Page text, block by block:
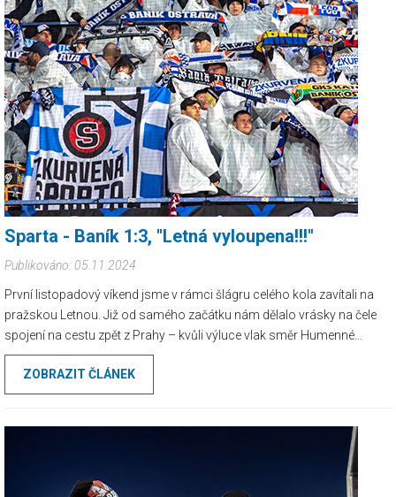
Sparta - Baník 1:3, "Letná vyloupena!!!"
Publikováno: 05.11.2024
První listopadový víkend jsme v rámci šlágru celého kola zavítali na
pražskou Letnou. Již od samého začátku nám dělalo vrásky na čele
spojení na cestu zpět z Prahy – kvůli výluce vlak směr Humenné
vyjížděl už ve 21 hodin, a na této výluce ztroskotal i speciální vlak, který
chtěl klub vypravit.
ZOBRAZIT ČLÁNEK